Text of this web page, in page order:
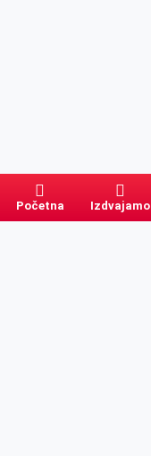
Početna Izdvajamo